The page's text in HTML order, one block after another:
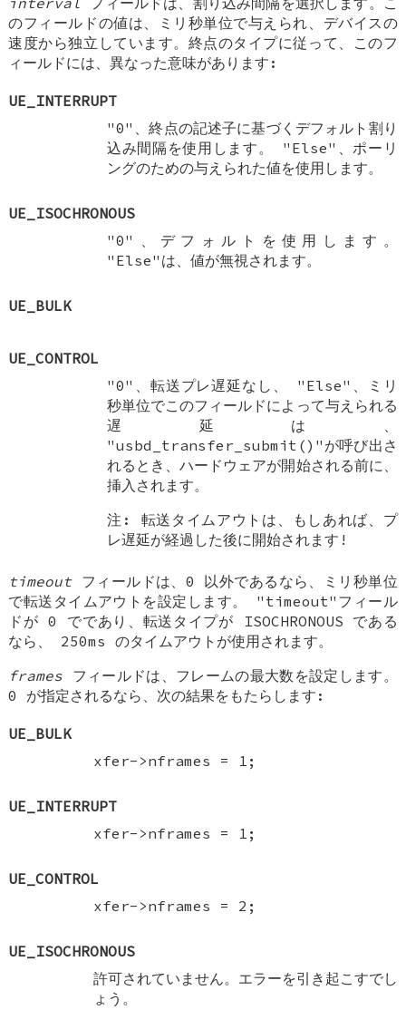
のフィールドの値は、ミリ秒単位で与えられ、デバイスの
速度から独立しています。終点のタイプに従って、このフ
ィールドには、異なった意味があります:
UE_INTERRUPT
"0"、終点の記述子に基づくデフォルト割り
込み間隔を使用します。 "Else"、ポーリ
ングのための与えられた値を使用します。
UE_ISOCHRONOUS
"0"、デフォルトを使用します。
"Else"は、値が無視されます。
UE_BULK
UE_CONTROL
"0"、転送プレ遅延なし、 "Else"、ミリ
秒単位でこのフィールドによって与えられる
遅延は、
"usbd_transfer_submit()"が呼び出さ
れるとき、ハードウェアが開始される前に、
挿入されます。
注: 転送タイムアウトは、もしあれば、プ
レ遅延が経過した後に開始されます!
timeoutフィールドは、0 以外であるなら、ミリ秒単位
で転送タイムアウトを設定します。 "timeout"フィール
ドが 0 でであり、転送タイプが ISOCHRONOUS である
なら、 250ms のタイムアウトが使用されます。
frames フィールドは、フレームの最大数を設定します。
0 が指定されるなら、次の結果をもたらします:
UE_BULK
xfer->nframes = 1;
UE_INTERRUPT
xfer->nframes = 1;
UE_CONTROL
xfer->nframes = 2;
UE_ISOCHRONOUS
許可されていません。エラーを引き起こすでし
ょう。